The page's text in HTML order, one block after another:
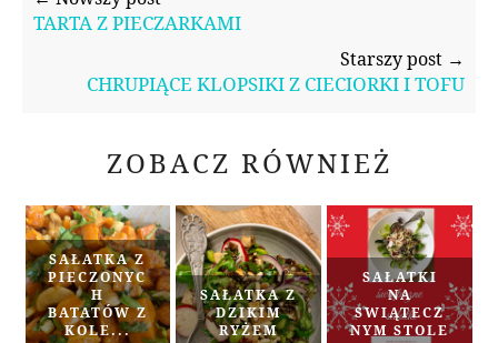
TARTA Z PIECZARKAMI
Starszy post →
CHRUPIĄCE KLOPSIKI Z CIECIORKI I TOFU
ZOBACZ RÓWNIEŻ
SAŁATKA Z
PIECZONYC
H
BATATÓW Z
KOLE...
SAŁATKA Z
DZIKIM
RYŻEM
SAŁATKI
NA
SWIĄTECZ
NYM STOLE